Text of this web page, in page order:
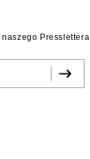
Presslettera